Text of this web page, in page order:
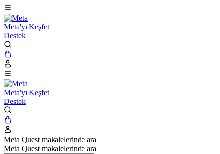
Meta'yı Keşfet
Destek
Meta'yı Keşfet
Destek
Meta Quest makalelerinde ara
Meta Quest makalelerinde ara